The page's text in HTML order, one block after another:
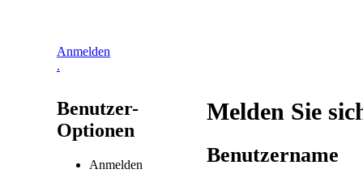
Anmelden
.
Benutzer-
Optionen
Anmelden
Melden Sie
Benutzername